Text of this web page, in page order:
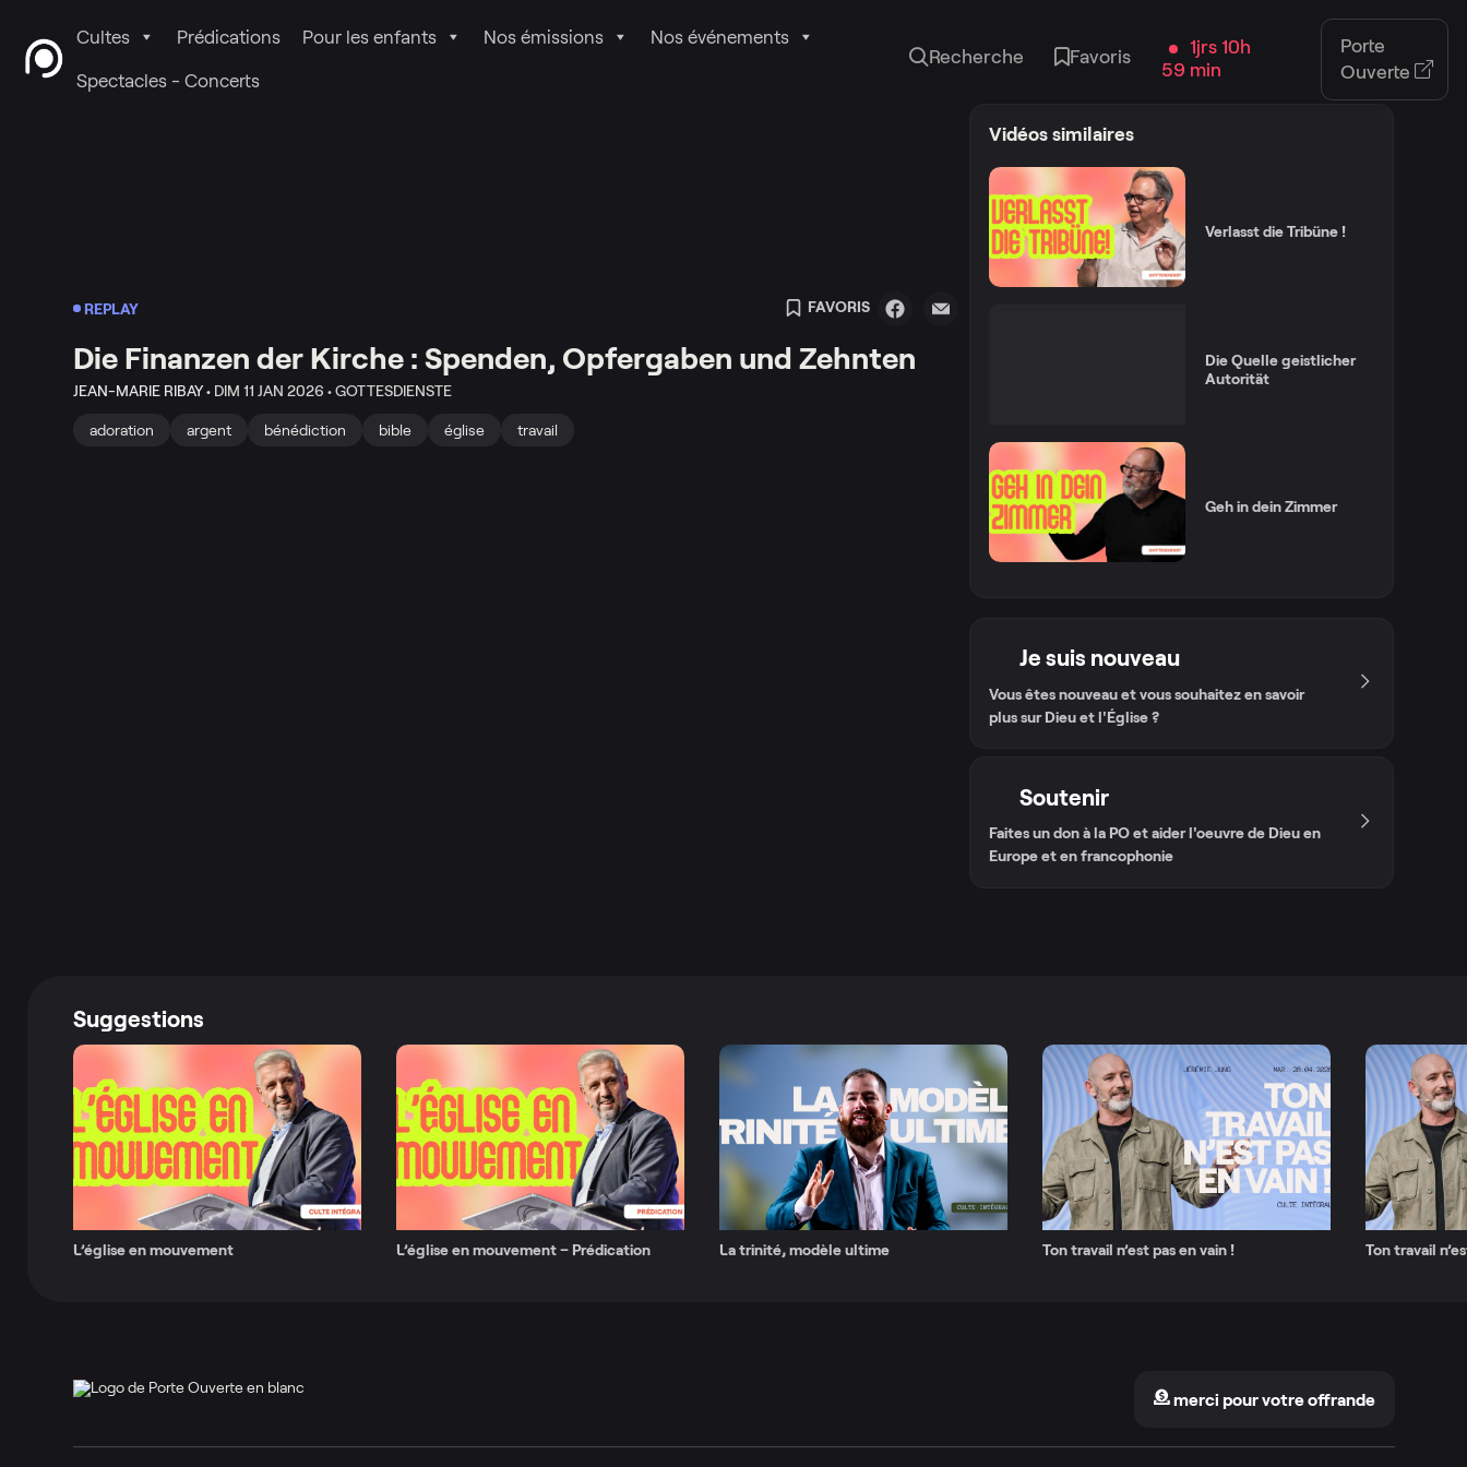
Cultes Prédications Pour les enfants Nos émissions Nos événements
Spectacles - Concerts
Recherche Favoris
1jrs 10h
59 min
Porte
Ouverte
REPLAY FAVORIS
Die Finanzen der Kirche : Spenden, Opfergaben und Zehnten
JEAN-MARIE RIBAY • DIM 11 JAN 2026 • GOTTESDIENSTE
adoration argent bénédiction bible église travail
Vidéos similaires
Verlasst die Tribüne !
Die Quelle geistlicher
Autorität
Geh in dein Zimmer
Je suis nouveau
Vous êtes nouveau et vous souhaitez en savoir
plus sur Dieu et l'Église ?
Soutenir
Faites un don à la PO et aider l'oeuvre de Dieu en
Europe et en francophonie
Suggestions
L’église en mouvement L’église en mouvement – Prédication La trinité, modèle ultime Ton travail n’est pas en vain ! Ton travail
merci pour votre offrande